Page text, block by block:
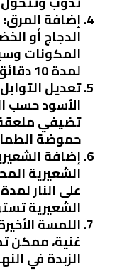
إضافة المرق
الدجاج أو
المكونات
لمدة 10 دقائق.
تعديل التوابل
الأسود حسب
تضيفي
حموضة
إضافة
الشعيرية
الشعيرية
اللمسة
غنية، ممكن
الزبدة في